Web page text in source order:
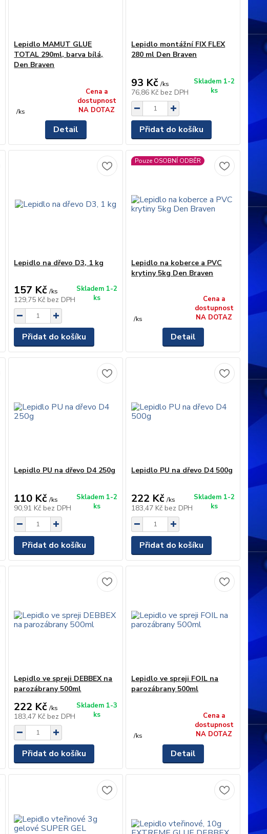
Lepidlo MAMUT GLUE
TOTAL 290ml, barva bílá,
Den Braven
/ks
Cena a
dostupnost
NA DOTAZ
Detail
Lepidlo montážní FIX FLEX
280 ml Den Braven
93 Kč /ks
76,86 Kč bez DPH
Skladem 1-2
ks
Přidat do košíku
Lepidlo na dřevo D3, 1 kg
157 Kč /ks
129,75 Kč bez DPH
Skladem 1-2
ks
Přidat do košíku
Pouze OSOBNÍ ODBĚR
Lepidlo na koberce a PVC
krytiny 5kg Den Braven
/ks
Cena a
dostupnost
NA DOTAZ
Detail
Lepidlo PU na dřevo D4 250g
110 Kč /ks
90,91 Kč bez DPH
Skladem 1-2
ks
Přidat do košíku
Lepidlo PU na dřevo D4 500g
222 Kč /ks
183,47 Kč bez DPH
Skladem 1-2
ks
Přidat do košíku
Lepidlo ve spreji DEBBEX na
parozábrany 500ml
222 Kč /ks
183,47 Kč bez DPH
Skladem 1-3
ks
Přidat do košíku
Lepidlo ve spreji FOIL na
parozábrany 500ml
/ks
Cena a
dostupnost
NA DOTAZ
Detail